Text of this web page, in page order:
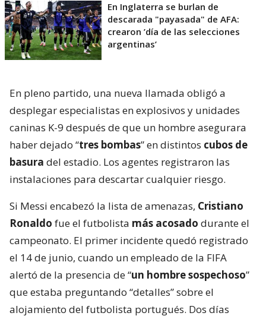
En Inglaterra se burlan de
descarada "payasada" de AFA:
crearon ’día de las selecciones
argentinas’
En pleno partido, una nueva llamada obligó a
desplegar especialistas en explosivos y unidades
caninas K-9 después de que un hombre asegurara
haber dejado “tres bombas” en distintos cubos de
basura del estadio. Los agentes registraron las
instalaciones para descartar cualquier riesgo.
Si Messi encabezó la lista de amenazas, Cristiano
Ronaldo fue el futbolista más acosado durante el
campeonato. El primer incidente quedó registrado
el 14 de junio, cuando un empleado de la FIFA
alertó de la presencia de “un hombre sospechoso”
que estaba preguntando “detalles” sobre el
alojamiento del futbolista portugués. Dos días